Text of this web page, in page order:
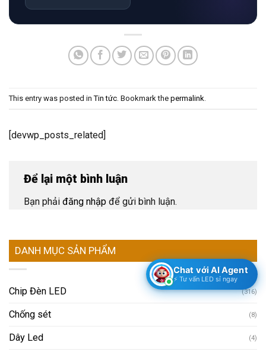
This entry was posted inTin tức . Bookmark the permalink
[devwp_posts_related]
Để lại một bình luận
Bạn phải đăng nhập để gửi bình luận.
DANH MỤC SẢN PHẨM
Chip Đèn LED (316)
Chống sét (8)
Dây Led (4)
Chat với AI Agent
⚡ Tư vấn LED sỉ ngay